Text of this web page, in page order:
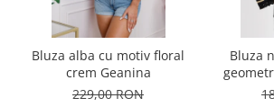
Bluza alba cu motiv floral
crem Geanina
229,00 RON
Bluza